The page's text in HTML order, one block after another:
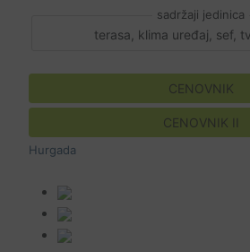
terasa, klima uređaj, sef,
CENOVNIK
CENOVNIK II
Hurgada